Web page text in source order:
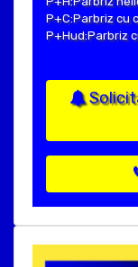
P+C:Parbriz cu
P+Hud:Parbriz